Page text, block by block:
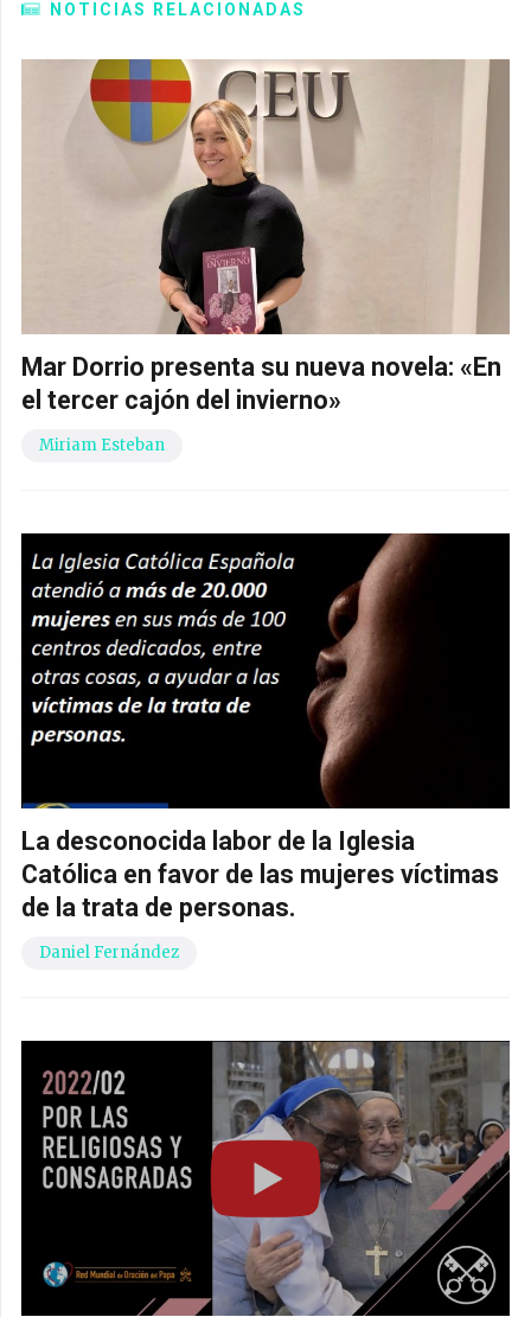
NOTICIAS RELACIONADAS
Mar Dorrio presenta su nueva novela: «En
el tercer cajón del invierno»
Miriam Esteban
La desconocida labor de la Iglesia
Católica en favor de las mujeres víctimas
de la trata de personas.
Daniel Fernández